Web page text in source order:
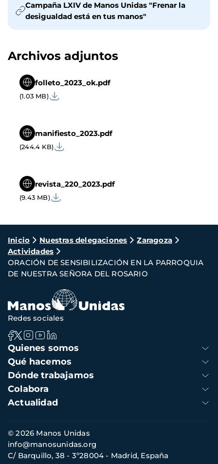
Campaña LXIV de Manos Unidas "Frenar la
desigualdad está en tus manos"
Archivos adjuntos
folleto_2023_ok.pdf
(1.03 MB)
manifiesto_2023.pdf
(244.4 KB)
revista_220_2023.pdf
(9.43 MB)
Ruta
de
navegación
Inicio Nuestras delegaciones
Zaragoza
Actividades
ORACIÓN DE SENSIBILIZACIÓN EN LA PARROQUIA
DE NUESTRA SEÑORA DEL ROSARIO
Navegación
principal
Quienes somos
Qué hacemos
Dónde trabajamos
Colabora
Actualidad
Redes sociales
Información
de
contacto
© 2026 Manos Unidas
C/ Barquillo, 38 - 3º28004 - Madrid, España
info@manosunidas.org